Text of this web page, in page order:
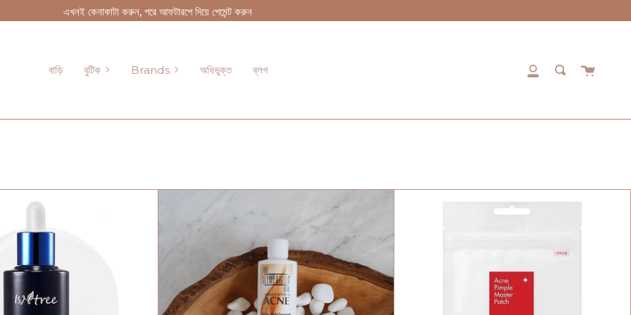
এখনই কেনাকাটা করুন, পরে আফটারপে দিয়ে পেমেন্ট করুন
বাড়ি বুটিক বুটিক Brands Brands
অধিভুক্ত ব্লগ
আমার
অনুসন্ধান
কার্ট